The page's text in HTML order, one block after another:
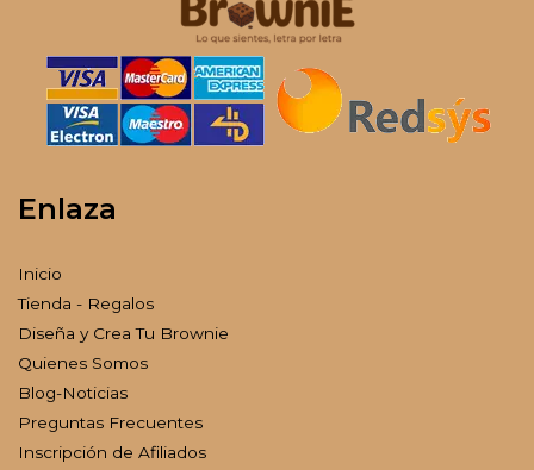
Enlaza
Inicio
Tienda - Regalos
Diseña y Crea Tu Brownie
Quienes Somos
Blog-Noticias
Preguntas Frecuentes
Inscripción de Afiliados